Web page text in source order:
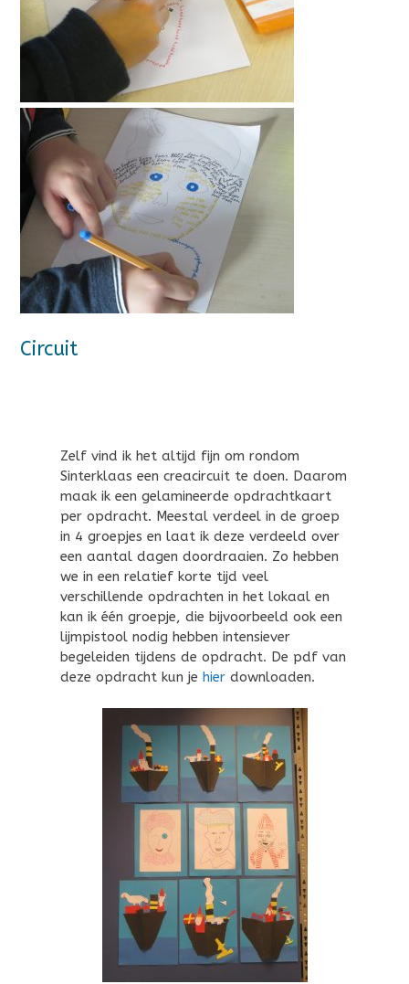
Circuit
Zelf vind ik het altijd fijn om rondom
Sinterklaas een creacircuit te doen. Daarom
maak ik een gelamineerde opdrachtkaart
per opdracht. Meestal verdeel in de groep
in 4 groepjes en laat ik deze verdeeld over
een aantal dagen doordraaien. Zo hebben
we in een relatief korte tijd veel
verschillende opdrachten in het lokaal en
kan ik één groepje, die bijvoorbeeld ook een
lijmpistool nodig hebben intensiever
begeleiden tijdens de opdracht. De pdf van
deze opdracht kun je hier downloaden.